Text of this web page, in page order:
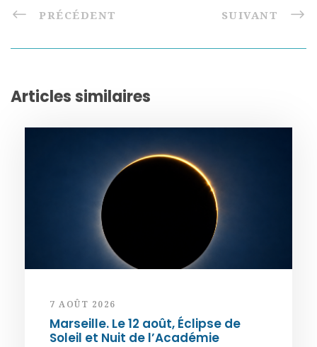
PRÉCÉDENT SUIVANT
Articles similaires
7 AOÛT 2026
Marseille. Le 12 août, Éclipse de
Soleil et Nuit de l’Académie